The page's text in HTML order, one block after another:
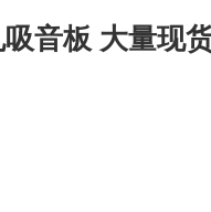
音板 大量现